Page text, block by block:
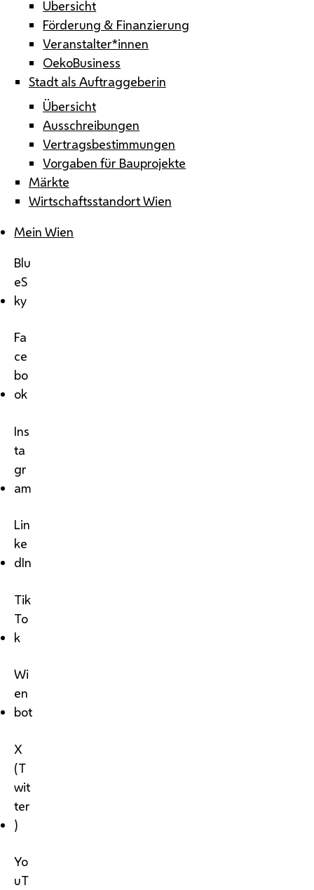
Übersicht
Förderung & Finanzierung
Veranstalter*innen
OekoBusiness
Stadt als Auftraggeberin
Übersicht
Ausschreibungen
Vertragsbestimmungen
Vorgaben für Bauprojekte
Märkte
Wirtschaftsstandort Wien
Mein Wien
Blu
eS
ky
Fa
ce
bo
ok
Ins
ta
gr
am
Lin
ke
dIn
Tik
To
k
Wi
en
bot
X
(T
wit
ter
)
Yo
uT